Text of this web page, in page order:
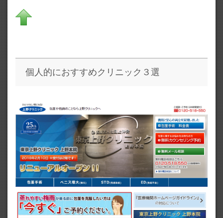
個人的におすすめクリニック３選